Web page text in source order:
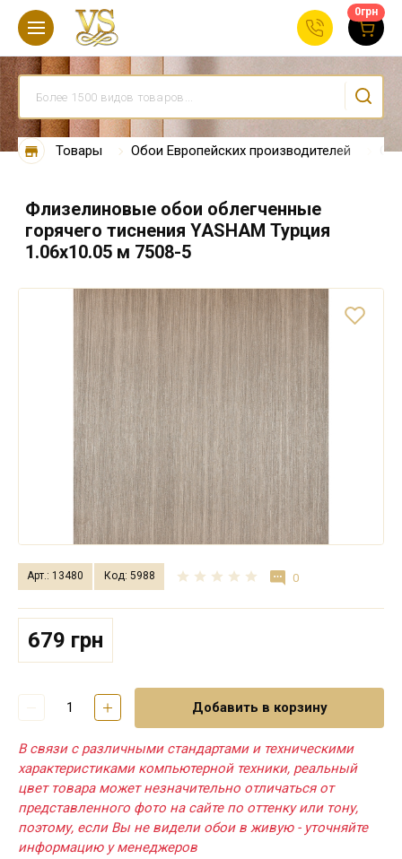
0грн
Товары Обои Европейских производителей
Флизелиновые обои облегченные
горячего тиснения YASHAM Турция
1.06х10.05 м 7508-5
Арт.: 13480 Код: 5988 0
679 грн
Добавить в корзину
В связи с различными стандартами и техническими
характеристиками компьютерной техники, реальный
цвет товара может незначительно отличаться от
представленного фото на сайте по оттенку или тону,
поэтому, если Вы не видели обои в живую - уточняйте
информацию у менеджеров